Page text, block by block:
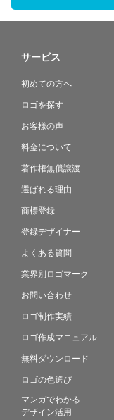
サービス
初めての方へ
ロゴを探す
お客様の声
料金について
著作権無償譲渡
選ばれる理由
商標登録
登録デザイナー
よくある質問
業界別ロゴマーク
お問い合わせ
ロゴ制作実績
ロゴ作成マニュアル
無料ダウンロード
ロゴの色選び
マンガでわかる
デザイン活用